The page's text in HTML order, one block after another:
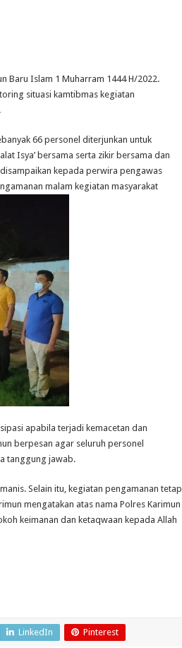
Baru Islam 1 Muharram 1444 H/2022.
situasi kamtibmas kegiatan
66 personel diterjunkan untuk
Isya’ bersama serta zikir bersama dan
kepada perwira pengawas
malam kegiatan masyarakat
apabila terjadi kemacetan dan
berpesan agar seluruh personel
tanggung jawab.
Selain itu, kegiatan pengamanan tetap
mengatakan atas nama Polres Karimun
keimanan dan ketaqwaan kepada Allah
LinkedIn Pinterest